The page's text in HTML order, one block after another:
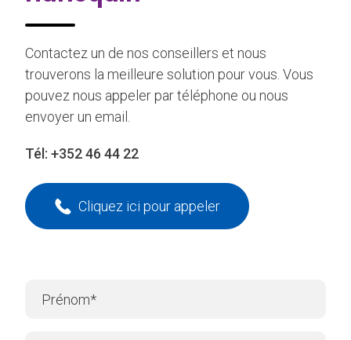
Contactez un de nos conseillers et nous
trouverons la meilleure solution pour vous. Vous
pouvez nous appeler par téléphone ou nous
envoyer un email.
Tél: +352 46 44 22
Cliquez ici pour appeler